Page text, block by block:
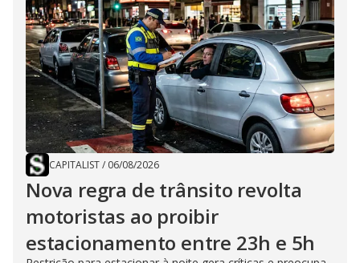
CAPITALIST/ 06/08/2026
Nova regra de trânsito revolta
motoristas ao proibir
estacionamento entre 23h e 5h